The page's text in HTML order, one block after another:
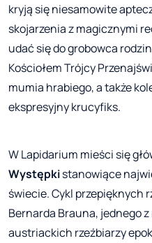
kryją się niesamowite
skojarzenia z magicznymi
udać się do grobowca
Kościołem Trójcy
mumia hrabiego, a także
ekspresyjny krucyfiks.
W Lapidarium mieści się
Występkistanowiące
świecie. Cykl przepięknych
Bernarda Brauna, jednego
austriackich rzeźbiarzy